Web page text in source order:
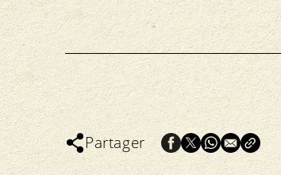
Partager